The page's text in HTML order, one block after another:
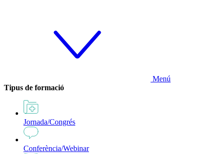
Menú
Tipus de formació
Jornada/Congrés
Conferència/Webinar